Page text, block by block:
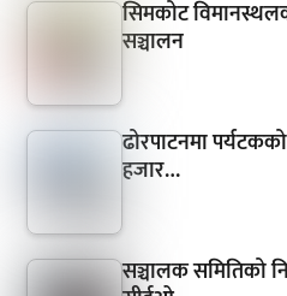
सिमकोट
सञ्चालन
ढोरपाटनमा
हजार…
सञ्चालक समितिको